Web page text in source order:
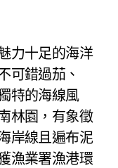
力十足的海洋
可錯過茄、
特的海線風
林園，有象徵
岸線且遍布泥
漁業署漁港環